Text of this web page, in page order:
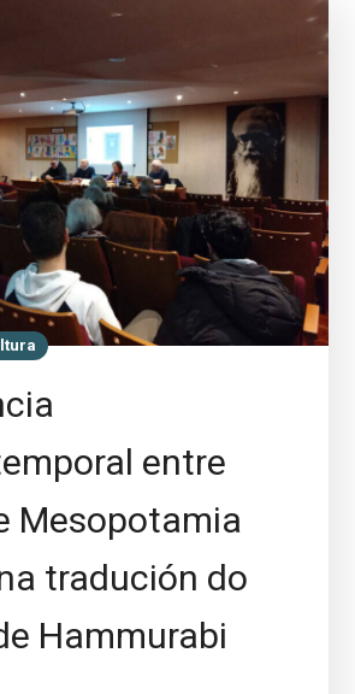
entre
Mesopotamia
tradución do
Hammurabi